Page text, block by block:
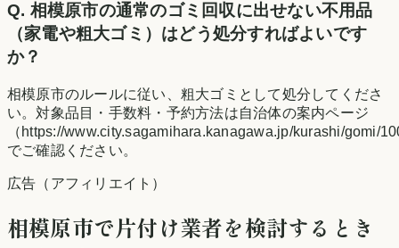
Q. 相模原市の通常のゴミ回収に出せない不用品
（家電や粗大ゴミ）はどう処分すればよいです
か？
相模原市のルールに従い、粗大ゴミとして処分してくださ
い。対象品目・手数料・予約方法は自治体の案内ページ
（https://www.city.sagamihara.kanagawa.jp/kurashi/gomi/
でご確認ください。
広告（アフィリエイト）
相模原市で片付け業者を検討するとき